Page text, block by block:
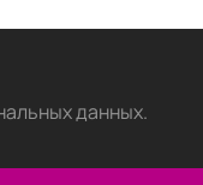
данных.